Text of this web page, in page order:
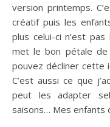
version printemps.
créatif puis les
plus celui-ci n’est
met le bon pétale
pouvez décliner cette
C’est aussi ce que
peut les adapter
saisons… Mes enfants